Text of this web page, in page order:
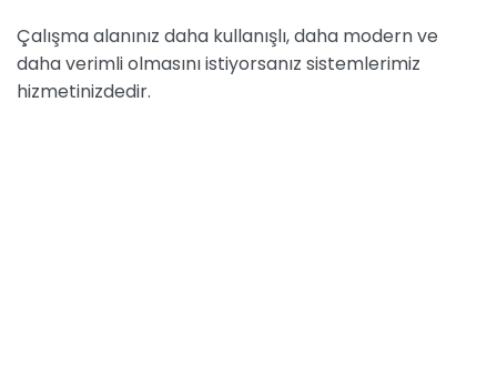
Çalışma alanınız daha kullanışlı, daha modern ve
daha verimli olmasını istiyorsanız sistemlerimiz
hizmetinizdedir.